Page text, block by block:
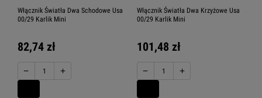
Włącznik Światła Dwa Schodowe Usa
00/29 Karlik Mini
82,74 zł
− +
Włącznik Światła Dwa Krzyżowe Usa
00/29 Karlik Mini
101,48 zł
− +